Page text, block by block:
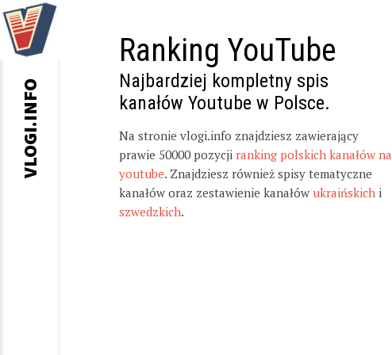
Ranking YouTube
Najbardziej kompletny spis
kanałów Youtube w Polsce.
Na stronie vlogi.info znajdziesz zawierający
prawie 50000 pozycji ranking polskich kanałów na
youtube. Znajdziesz również spisy tematyczne
kanałów oraz zestawienie kanałów ukraińskich i
szwedzkich.
VLOGI.INFO